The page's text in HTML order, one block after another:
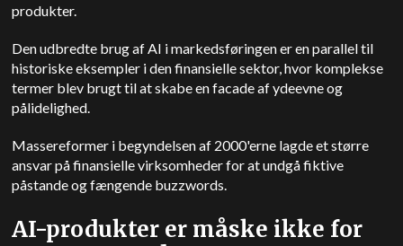
produkter.
Den udbredte brug af AI i markedsføringen er en parallel til
historiske eksempler i den finansielle sektor, hvor komplekse
termer blev brugt til at skabe en facade af ydeevne og
pålidelighed.
Massereformer i begyndelsen af 2000'erne lagde et større
ansvar på finansielle virksomheder for at undgå fiktive
påstande og fængende buzzwords.
AI-produkter er måske ikke for